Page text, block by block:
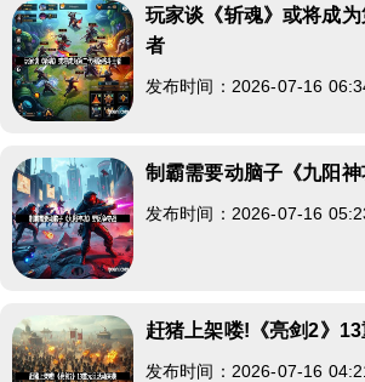
玩家谈《斩魂》或将成
者
发布时间：2026-07-16
制霸需要动脑子《九阳
发布时间：2026-07-16
赶猪上架喽!《亮剑2》
发布时间：2026-07-16